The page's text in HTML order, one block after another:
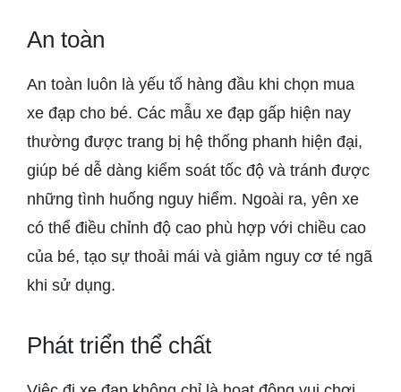
An toàn
An toàn luôn là yếu tố hàng đầu khi chọn mua
xe đạp cho bé. Các mẫu xe đạp gấp hiện nay
thường được trang bị hệ thống phanh hiện đại,
giúp bé dễ dàng kiểm soát tốc độ và tránh được
những tình huống nguy hiểm. Ngoài ra, yên xe
có thể điều chỉnh độ cao phù hợp với chiều cao
của bé, tạo sự thoải mái và giảm nguy cơ té ngã
khi sử dụng.
Phát triển thể chất